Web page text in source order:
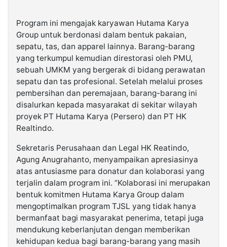
Program ini mengajak karyawan Hutama Karya
Group untuk berdonasi dalam bentuk pakaian,
sepatu, tas, dan apparel lainnya. Barang-barang
yang terkumpul kemudian direstorasi oleh PMU,
sebuah UMKM yang bergerak di bidang perawatan
sepatu dan tas profesional. Setelah melalui proses
pembersihan dan peremajaan, barang-barang ini
disalurkan kepada masyarakat di sekitar wilayah
proyek PT Hutama Karya (Persero) dan PT HK
Realtindo.
Sekretaris Perusahaan dan Legal HK Reatindo,
Agung Anugrahanto, menyampaikan apresiasinya
atas antusiasme para donatur dan kolaborasi yang
terjalin dalam program ini. “Kolaborasi ini merupakan
bentuk komitmen Hutama Karya Group dalam
mengoptimalkan program TJSL yang tidak hanya
bermanfaat bagi masyarakat penerima, tetapi juga
mendukung keberlanjutan dengan memberikan
kehidupan kedua bagi barang-barang yang masih